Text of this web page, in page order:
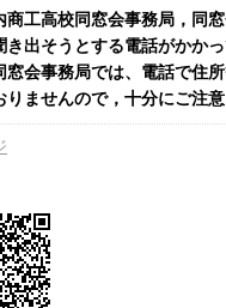
商工高校同窓会事務局，同
き出そうとする電話がかか
窓会事務局では、電話で住
りませんので，十分にご注